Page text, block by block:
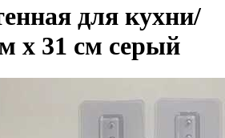
для кухни/
х 31 см серый